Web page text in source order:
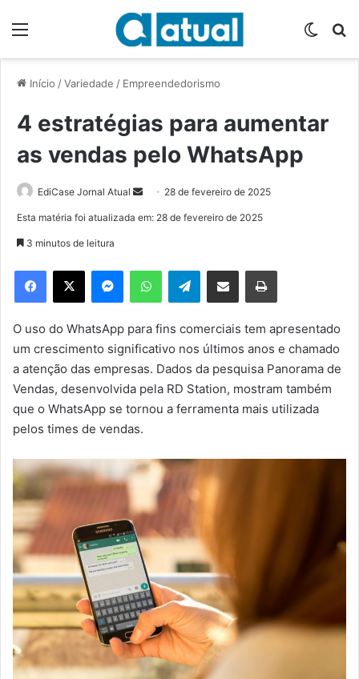
Início /Variedade / Empreendedorismo
4 estratégias para aumentar
as vendas pelo WhatsApp
EdiCase Jornal Atual
e
u
m
e
-
m
a
28 de fevereiro de 2025
Esta matéria foi atualizada em: 28 de fevereiro de 2025
3 minutos de leitura
Telegram
O uso do WhatsApp para fins comerciais tem apresentado
um crescimento significativo nos últimos anos e chamado
a atenção das empresas. Dados da pesquisa Panorama de
Vendas, desenvolvida pela RD Station, mostram também
que o WhatsApp se tornou a ferramenta mais utilizada
pelos times de vendas.